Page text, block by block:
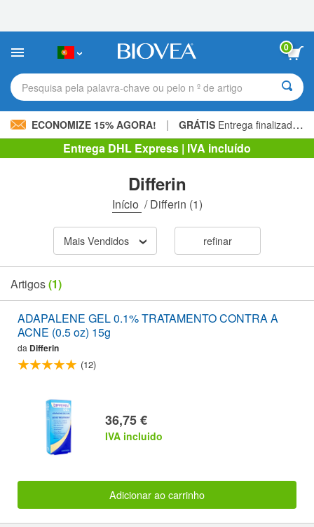
site
um
de
acessibilidade.
0
Pesquisa pela palavra-chave ou pelo n º de artigo
ECONOMIZE 15% AGORA! | GRÁTIS Entrega finalizada 60,00 € »
Entrega DHL Express | IVA incluído
Differin
Início /Differin (1)
Mais Vendidos refinar
Artigos(1)
ADAPALENE GEL 0.1% TRATAMENTO CONTRA A
ACNE (0.5 oz) 15g
da Differin
(12)
36,75 €
IVA incluido
Adicionar ao carrinho